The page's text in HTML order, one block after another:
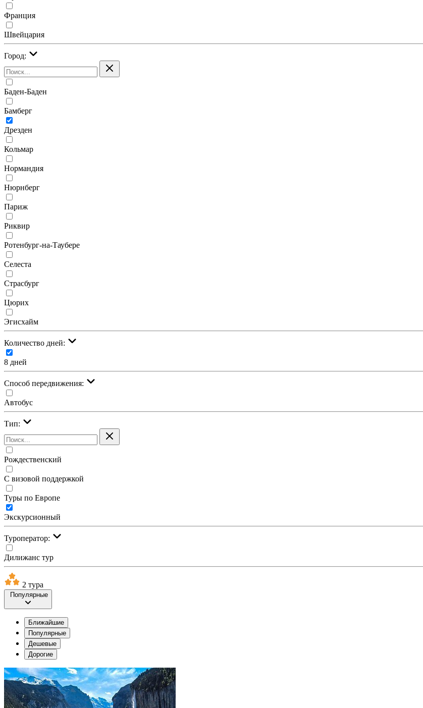
Франция
Швейцария
Город:
Баден-Баден
Бамберг
Дрезден
Кольмар
Нормандия
Нюрнберг
Париж
Риквир
Ротенбург-на-Таубере
Селеста
Страсбург
Цюрих
Эгисхайм
Количество дней:
8 дней
Cпособ передвижения:
Автобус
Тип:
Рождественский
С визовой поддержкой
Туры по Европе
Экскурсионный
Туроператор:
Дилижанс тур
2 тура
Популярные
Ближайшие
Популярные
Дешевые
Дорогие